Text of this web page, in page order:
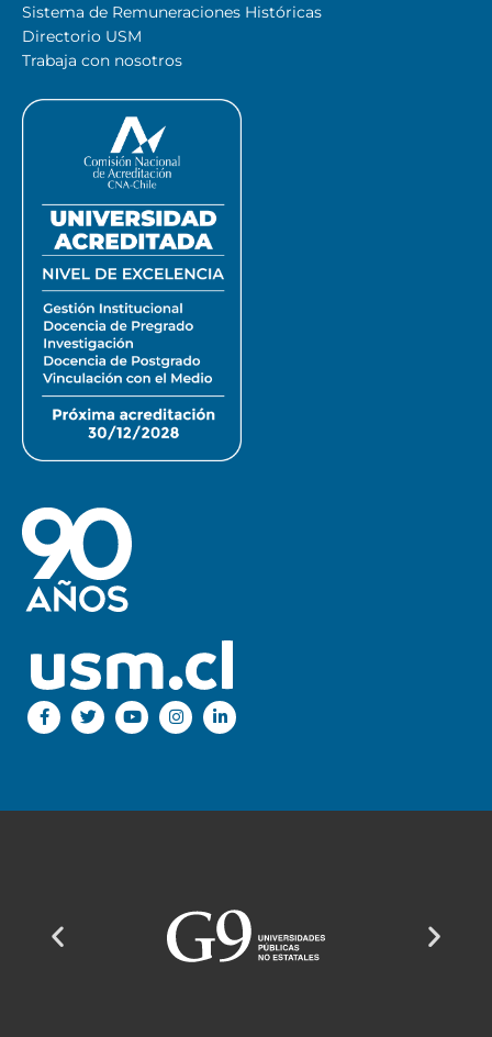
Sistema de Remuneraciones Históricas
Directorio USM
Trabaja con nosotros